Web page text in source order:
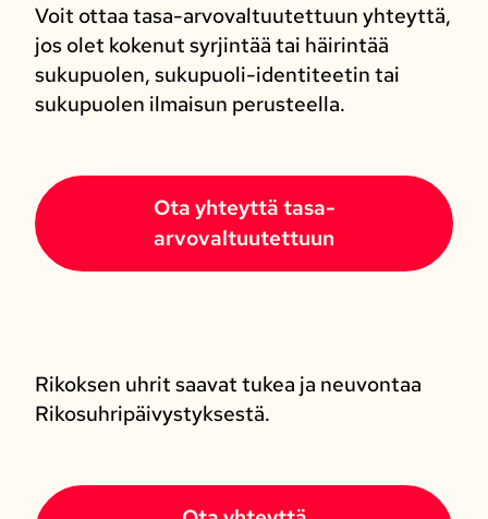
Voit ottaa tasa-arvovaltuutettuun yhteyttä,
jos olet kokenut syrjintää tai häirintää
sukupuolen, sukupuoli-identiteetin tai
sukupuolen ilmaisun perusteella.
Ota yhteyttä tasa-
arvovaltuutettuun
Rikoksen uhrit saavat tukea ja neuvontaa
Rikosuhripäivystyksestä.